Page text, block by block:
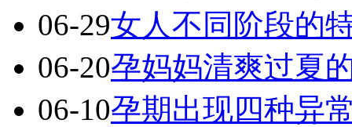
06-29女人不同阶段的
06-20孕妈妈清爽过夏
06-10孕期出现四种异